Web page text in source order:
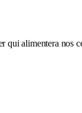
alimentera nos